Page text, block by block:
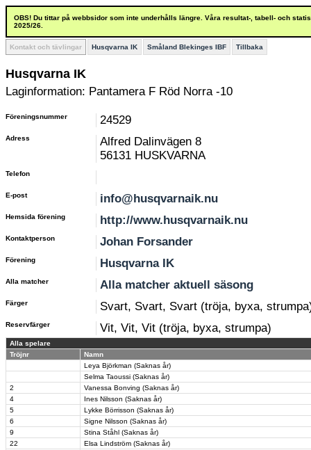
OBS! Du tittar på webbsidor som inte underhålls längre. Våra resultat-, tabell- och
2025/26.
Kontakt och tävlingar Husqvarna IK Småland Blekinges IBF Tillbaka
Husqvarna IK
Laginformation: Pantamera F Röd Norra -10
Föreningsnummer 24529
Adress
Alfred Dalinvägen 8
56131 HUSKVARNA
Telefon
E-post info@husqvarnaik.nu
Hemsida förening http://www.husqvarnaik.nu
Kontaktperson Johan Forsander
Förening Husqvarna IK
Alla matcher Alla matcher aktuell säsong
Färger Svart, Svart, Svart (tröja, byxa,
Reservfärger Vit, Vit, Vit (tröja, byxa, strumpa)
Alla spelare
Tröjnr
Namn
Leya Björkman (Saknas år)
Selma Taoussi (Saknas år)
2
Vanessa Bonving (Saknas år)
4
Ines Nilsson (Saknas år)
5
Lykke Börrisson (Saknas år)
6
Signe Nilsson (Saknas år)
9
Stina Ståhl (Saknas år)
22
Elsa Lindström (Saknas år)